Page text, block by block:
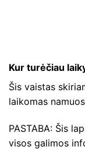
Kur turėčiau
Šis vaistas
laikomas
PASTABA: Šis
visos galimos